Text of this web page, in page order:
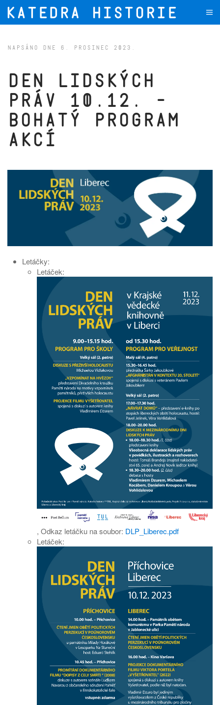
Přejít na hlavní obsah
NAPSÁNO DNE 6. PROSINEC 2023 .
Den lidských
práv 10.12. -
bohatý program
akcí
Letáčky:
Letáček:
, Odkaz letáčku na soubor: DLP_Liberec.pdf
Letáček: